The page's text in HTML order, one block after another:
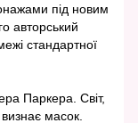
під новим
авторський
стандартної
Паркера. Світ,
масок.